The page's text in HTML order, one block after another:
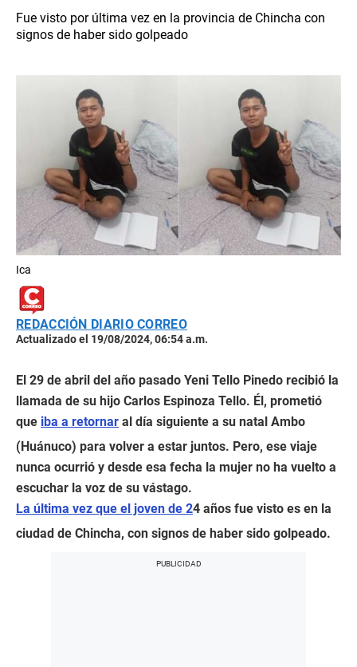
Fue visto por última vez en la provincia de Chincha con
signos de haber sido golpeado
Ica
REDACCIÓN DIARIO CORREO
Actualizado el 19/08/2024, 06:54 a.m.
El 29 de abril del año pasado Yeni Tello Pinedo recibió la
llamada de su hijo Carlos Espinoza Tello. Él, prometió
que iba a retornar al día siguiente a su natal Ambo
(Huánuco) para volver a estar juntos. Pero, ese viaje
nunca ocurrió y desde esa fecha la mujer no ha vuelto a
escuchar la voz de su vástago.
La última vez que el joven de 24 años fue visto es en la
ciudad de Chincha, con signos de haber sido golpeado.